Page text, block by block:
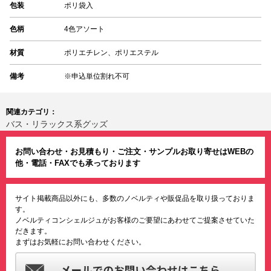
包装 ポリ袋入
色柄 4色アソート
材質 ポリエチレン、ポリエステル
備考 ※申込単位割れ不可
関連カテゴリ：
バス・リラックス系グッズ
お問い合わせ・お見積もり・ご注文・サンプルお取り寄せはWEBの
他・電話・FAXでも承っております
サイト掲載商品以外にも、多数のノベルティや販促品を取り扱っておりま
す。
ノベルティコンシェルジュがお客様のご要望にあわせてご提案させていた
だきます。
まずはお気軽にお問い合わせください。